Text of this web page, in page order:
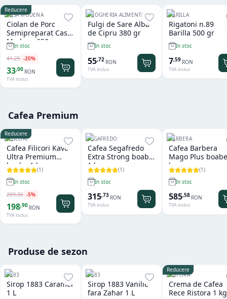
Reducere
CASA MODENA
Ciolan de Porc
Semipreparat Casa
Modena 650 gr
In stoc
41,25 -20%
33,00 RON
TVA inclus
DROGHERIA ALIMENTARI
Fulgi de Sare Alba
de Cipru 380 gr
In stoc
55,72 RON
TVA inclus
BARILLA
Rigatoni n.89
Barilla 500 gr
In stoc
7,59 RON
TVA inclus
Cafea Premium
Reducere
FILICORI
Cafea Filicori Kave
Ultra Premium
boabe 1 kg
(1)
In stoc
209,36 -5%
198,90 RON
TVA inclus
SEGAFREDO
Cafea Segafredo
Extra Strong boabe
1 kg
(1)
In stoc
315,73 RON
TVA inclus
BARBERA
Cafea Barbera
Mago Plus
kg
(1)
In stoc
585,58 RON
TVA inclus
Produse de sezon
1883
Sirop 1883 Caramel
1 L
1883
Sirop 1883 Vanilie
fara Zahar 1 L
Reducere
RISTORA
Crema de Cafea
Rece Ristora 1 kg